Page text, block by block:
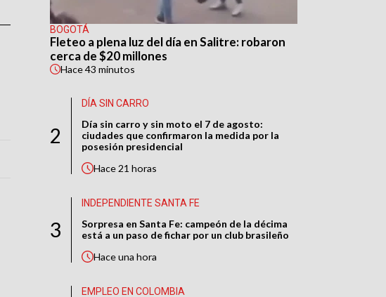
BOGOTÁ
Fleteo a plena luz del día en Salitre: robaron
cerca de $20 millones
Hace43 minutos
2
DÍA SIN CARRO
Día sin carro y sin moto el 7 de agosto:
ciudades que confirmaron la medida por la
posesión presidencial
Hace21 horas
3
INDEPENDIENTE SANTA FE
Sorpresa en Santa Fe: campeón de la décima
está a un paso de fichar por un club brasileño
Haceuna hora
EMPLEO EN COLOMBIA